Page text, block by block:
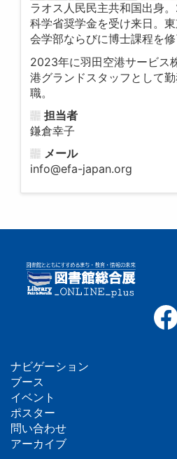
ラオス人民民主共和国出身
科学省奨学金を受け来日。
会学部ならびに博士課程を修
2023年に羽田空港サービス
港グランドスタッフとして
職。
担当者
鎌倉幸子
メール
info@efa-japan.org
フ
ッ
タ
ナビゲーション
ブース
イベント
ポスター
問い合わせ
アーカイブ